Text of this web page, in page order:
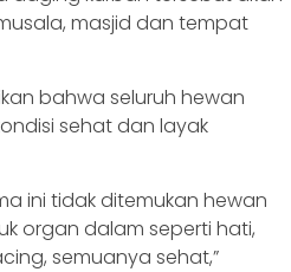
masjid dan tempat
bahwa seluruh hewan
sehat dan layak
ini tidak ditemukan hewan
organ dalam seperti hati,
semuanya sehat,”